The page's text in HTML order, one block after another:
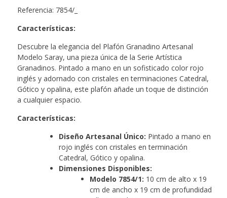
Referencia: 7854/_
Características:
Descubre la elegancia del Plafón Granadino Artesanal
Modelo Saray, una pieza única de la Serie Artística
Granadinos. Pintado a mano en un sofisticado color rojo
inglés y adornado con cristales en terminaciones Catedral,
Gótico y opalina, este plafón añade un toque de distinción
a cualquier espacio.
Características:
Diseño Artesanal Único: Pintado a mano en
rojo inglés con cristales en terminación
Catedral, Gótico y opalina.
Dimensiones Disponibles:
Modelo 7854/1: 10 cm de alto x 19
cm de ancho x 19 cm de profundidad